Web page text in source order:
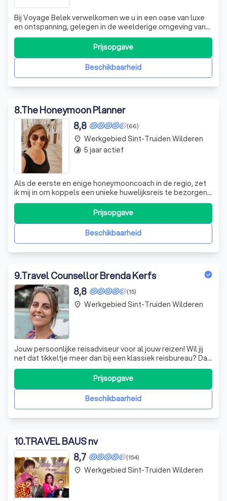
Bij Voyage Belek verwelkomen we u in een oase van luxe
en ontspanning, gelegen in de weelderige omgeving van
Belek, direct aan ons privéstrand. Hier creëren we
onvergetelijke ervaringen met een scala aan faciliteiten
die aan al uw wensen voldoen. Geniet van onze diverse
restaurants, waaronder een sp
Beschikbaarheid
Prijsopgave
8.The Honeymoon Planner
(66)
8,8
Als de eerste en enige honeymooncoach in de regio, zet
ik mij in om koppels een unieke huwelijksreis te bezorgen
die volledig aansluit bij hun wensen en dromen. Een
huwelijksreis moet niet alleen geweldig zijn, maar ook de
aanloop ernaartoe moet een feest zijn. Met jarenlange
ervaring neem ik het orBeschikbaarheid
Prijsopgave
place Werkgebied Sint-Truiden Wilderen
timelapse 5 jaar actief
9.Travel Counsellor Brenda Kerfs
(15)
8,8
Jouw persoonlijke reisadviseur voor al jouw reizen! Wil jij
net dat tikkeltje meer dan bij een klassiek reisbureau? Dat
beloof ik jou met mijn persoonlijke aanpak, flexibiliteit en
Beschikbaarheid
Prijsopgave
place Werkgebied Sint-Truiden Wilderen
10.TRAVEL BAUS nv
(154)
8,7
place Werkgebied Sint-Truiden Wilderen